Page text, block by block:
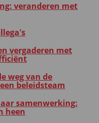
veranderen met
vergaderen met
weg van de
beleidsteam
samenwerking:
heen